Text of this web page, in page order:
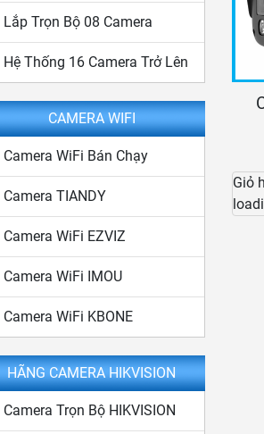
Giỏ
Lắp Trọn Bộ 08 Camera
Hệ Thống 16 Camera Trở Lên
CAMERA WIFI
Camera WiFi Bán Chạy
Camera TIANDY
Camera WiFi EZVIZ
Camera WiFi IMOU
Camera WiFi KBONE
HÃNG CAMERA HIKVISION
Camera Trọn Bộ HIKVISION